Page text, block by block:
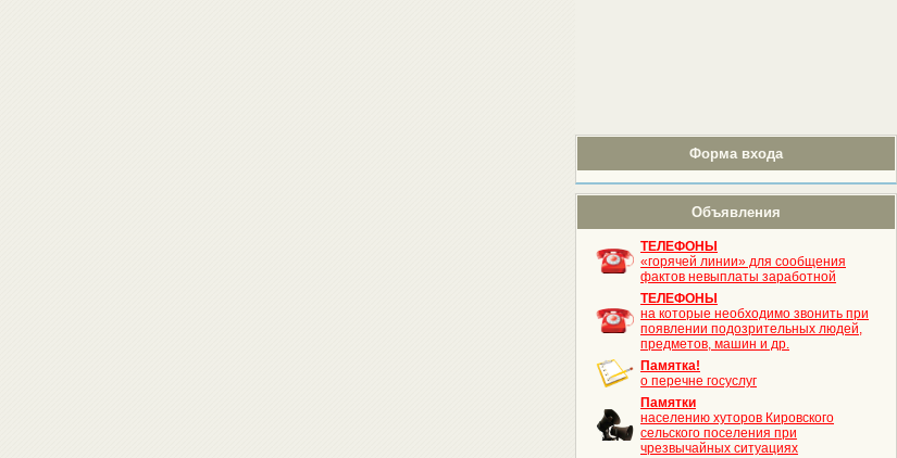
Форма входа
Объявления
ТЕЛЕФОНЫ
«горячей линии» для сообщения
фактов невыплаты заработной
ТЕЛЕФОНЫ
на которые необходимо звонить при
появлении подозрительных людей,
предметов, машин и др.
Памятка!
о перечне госуслуг
Памятки
населению хуторов Кировского
сельского поселения при
чрезвычайных ситуациях